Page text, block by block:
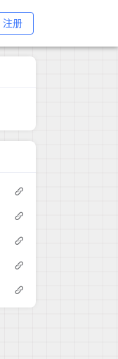
注册